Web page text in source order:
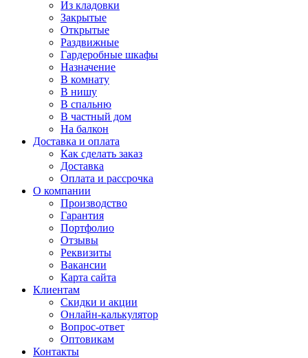
Из кладовки
Закрытые
Открытые
Раздвижные
Гардеробные шкафы
Назначение
В комнату
В нишу
В спальню
В частный дом
На балкон
Доставка и оплата
Как сделать заказ
Доставка
Оплата и рассрочка
О компании
Производство
Гарантия
Портфолио
Отзывы
Реквизиты
Вакансии
Карта сайта
Клиентам
Скидки и акции
Онлайн-калькулятор
Вопрос-ответ
Оптовикам
Контакты